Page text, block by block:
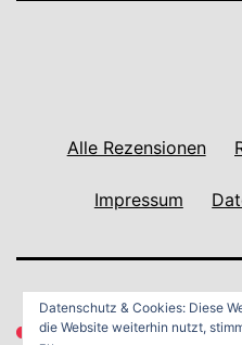
Alle Rezensionen
Impressum
Datenschutz & Cookies: Diese
die Website weiterhin nutzt,